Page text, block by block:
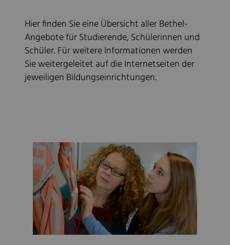
Hier finden Sie eine Übersicht aller Bethel-
Angebote für Studierende, Schülerinnen und
Schüler. Für weitere Informationen werden
Sie weitergeleitet auf die Internetseiten der
jeweiligen Bildungseinrichtungen.